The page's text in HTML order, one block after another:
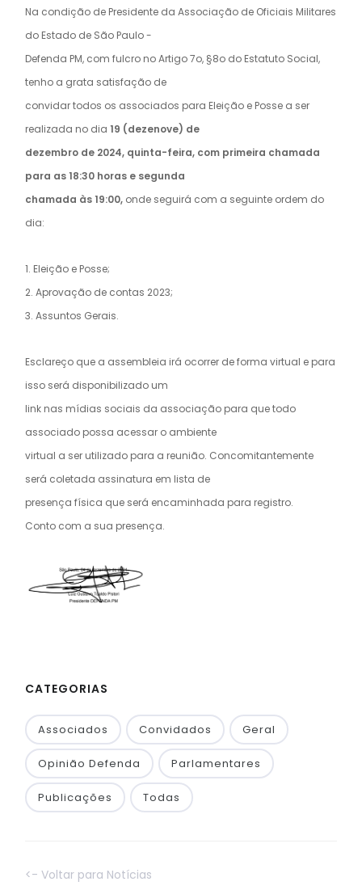
Na condição de Presidente da Associação de Oficiais Militares
do Estado de São Paulo -
Defenda PM, com fulcro no Artigo 7o, §8o do Estatuto Social,
tenho a grata satisfação de
convidar todos os associados para Eleição e Posse a ser
realizada no dia 19 (dezenove) de
dezembro de 2024, quinta-feira, com primeira chamada
para as 18:30 horas e segunda
chamada às 19:00, onde seguirá com a seguinte ordem do
dia:
1. Eleição e Posse;
2. Aprovação de contas 2023;
3. Assuntos Gerais.
Esclareço que a assembleia irá ocorrer de forma virtual e para
isso será disponibilizado um
link nas mídias sociais da associação para que todo
associado possa acessar o ambiente
virtual a ser utilizado para a reunião. Concomitantemente
será coletada assinatura em lista de
presença física que será encaminhada para registro.
Conto com a sua presença.
CATEGORIAS
Associados Convidados Geral
Opinião Defenda Parlamentares
Publicações Todas
<- Voltar para Notícias